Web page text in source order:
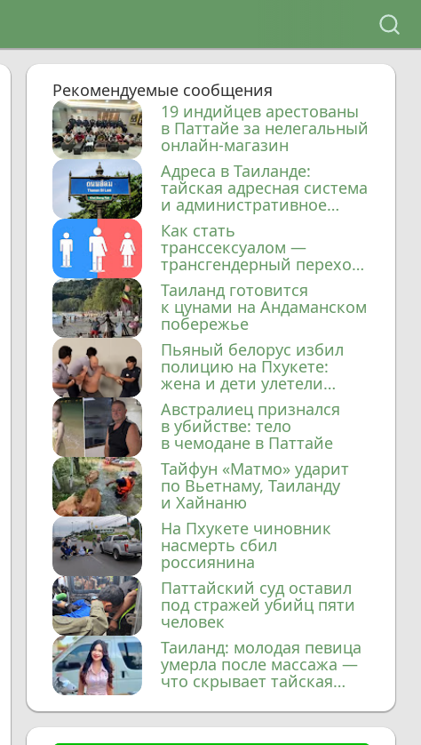
Рекомендуемые сообщения
19 индийцев арестованы
в Паттайе за нелегальный
онлайн-магазин
Адреса в Таиланде:
тайская адресная система
и административное
деление
Как стать
транссексуалом —
трансгендерный переход
в Таиланде
Таиланд готовится
к цунами на Андаманском
побережье
Пьяный белорус избил
полицию на Пхукете:
жена и дети улетели
домой
Австралиец признался
в убийстве: тело
в чемодане в Паттайе
Тайфун «Матмо» ударит
по Вьетнаму, Таиланду
и Хайнаню
На Пхукете чиновник
насмерть сбил
россиянина
Паттайский суд оставил
под стражей убийц пяти
человек
Таиланд: молодая певица
умерла после массажа —
что скрывает тайская
медицина?